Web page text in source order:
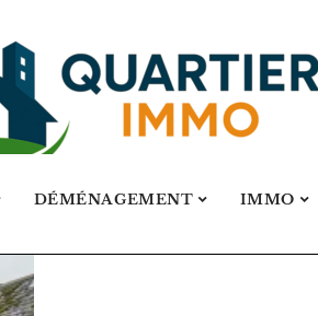
DÉMÉNAGEMENT IMMO